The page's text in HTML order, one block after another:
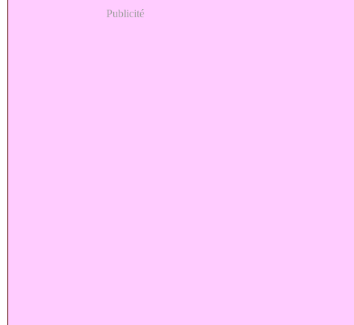
Publicité